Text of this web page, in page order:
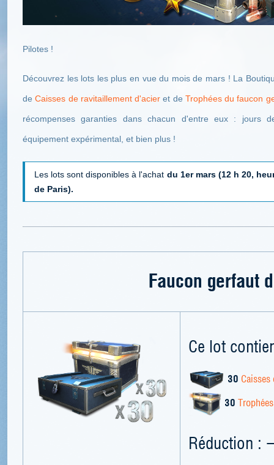
Pilotes !
Découvrez les lots les plus en vue du mois de mars ! La
deCaisses de ravitaillement d'acier et de Trophées du faucon
récompenses garanties dans chacun d'entre eux : jours
équipement expérimental, et bien plus !
Les lots sont disponibles à l'achat du 1er mars (12 h 20,
de Paris).
Faucon gerfaut
Ce lot
30
30
Réduction :